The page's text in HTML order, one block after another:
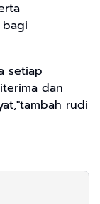
setiap
dan
rudi